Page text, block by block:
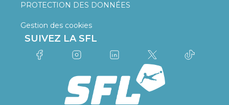
PROTECTION DES DONNÉES
Gestion des cookies
SUIVEZ LA SFL